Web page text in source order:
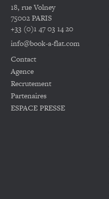
18, rue Volney
75002 PARIS
+33 (0)1 47 03 14 20
info@book-a-flat.com
Contact
Agence
Recrutement
Partenaires
ESPACE PRESSE